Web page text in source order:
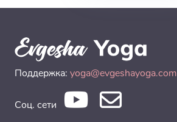
Поддержка: yoga@evgeshayoga.com
Соц. сети